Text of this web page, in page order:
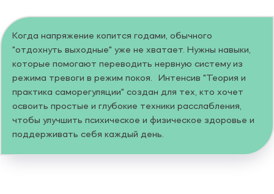
Когда напряжение копится годами, обычного
"отдохнуть выходные" уже не хватает. Нужны навыки,
которые помогают переводить нервную систему из
режима тревоги в режим покоя. Интенсив "Теория и
практика саморегуляции" создан для тех, кто хочет
освоить простые и глубокие техники расслабления,
чтобы улучшить психическое и физическое здоровье и
поддерживать себя каждый день.